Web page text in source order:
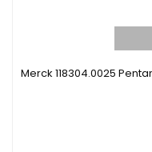
Merck 118304.0025